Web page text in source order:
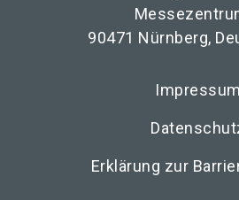
90471 Nürnberg,
Impressum
Erklärung zur